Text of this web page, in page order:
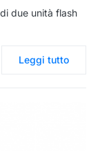
due unità flash
Leggi tutto